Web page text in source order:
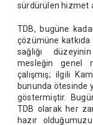
sürdürülen hizmet
TDB, bugüne
çözümüne katkıda
sağlığı
mesleğin genel
çalışmış; ilgili
bununda ötesinde
göstermiştir.
TDB olarak her
hazır